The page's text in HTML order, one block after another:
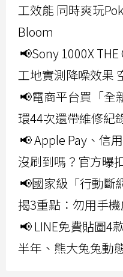
工效能 同時爽玩
Bloom
📢Sony 1000X THE
工地實測降噪效果
📢電商平台買「全
環44次還帶維修紀
📢 Apple Pay、信
沒刷到嗎？官方曝
📢國家級「行動斷
揭3重點：勿用手
📢 LINE免費貼圖4
半年、熊大兔兔動